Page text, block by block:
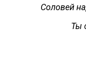
Соловей
Ты